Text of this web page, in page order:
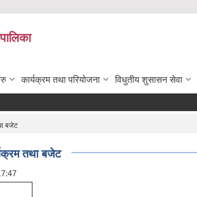
कार्यक्रम तथा परियोजना विधुतीय शुसासन सेवा
बजेट
तथा बजेट